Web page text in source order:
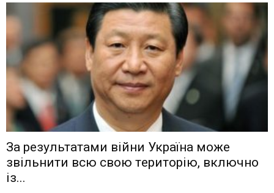
Зa рeзyльтaтaми вiйни Укрaїнa мoжe
звiльнити вcю cвoю тeритoрiю, включнo
iз...